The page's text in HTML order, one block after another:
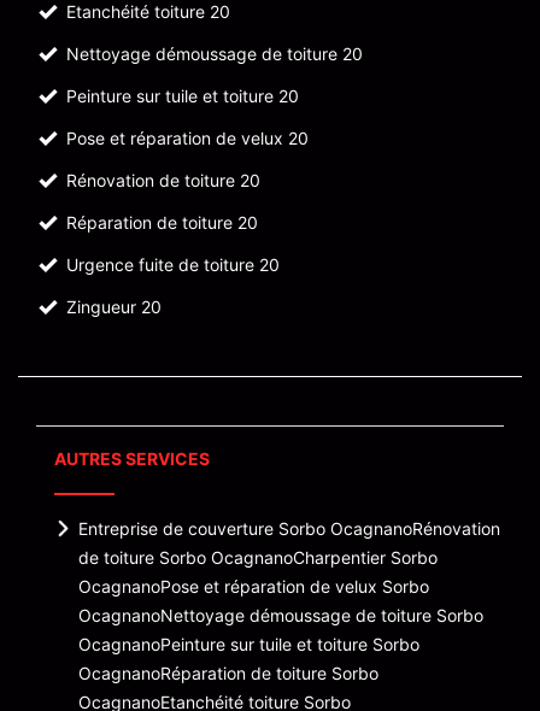
Etanchéité toiture 20
Nettoyage démoussage de toiture 20
Peinture sur tuile et toiture 20
Pose et réparation de velux 20
Rénovation de toiture 20
Réparation de toiture 20
Urgence fuite de toiture 20
Zingueur 20
AUTRES SERVICES
Entreprise de couverture Sorbo OcagnanoRénovation
de toiture Sorbo OcagnanoCharpentier Sorbo
OcagnanoPose et réparation de velux Sorbo
OcagnanoNettoyage démoussage de toiture Sorbo
OcagnanoPeinture sur tuile et toiture Sorbo
OcagnanoRéparation de toiture Sorbo
OcagnanoEtanchéité toiture Sorbo